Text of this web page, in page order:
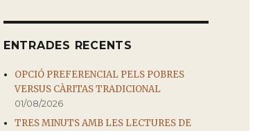
ENTRADES RECENTS
OPCIÓ PREFERENCIAL PELS POBRES
VERSUS CÀRITAS TRADICIONAL
01/08/2026
TRES MINUTS AMB LES LECTURES DE